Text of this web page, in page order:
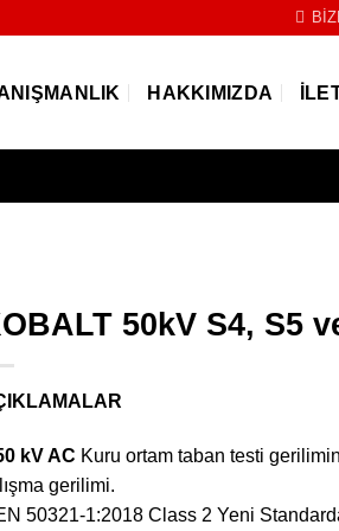
HAKKIMIZDA
50kV S4, S5
kV AC Kuru ortam taban testi
gerilimi.
50321-1:2018 Class 2 Yeni